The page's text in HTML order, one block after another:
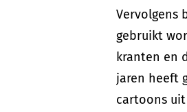
Vervolgens
gebruikt
kranten en
jaren heeft
cartoons